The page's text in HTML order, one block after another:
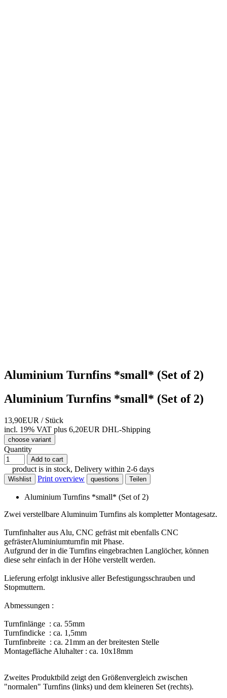
Aluminium Turnfins *small* (Set of 2)
Aluminium Turnfins *small* (Set of 2)
13,90EUR / Stück
incl. 19% VAT plus 6,20EUR DHL-Shipping
choose variant
Quantity
Add to cart
product is in stock, Delivery within 2-6 days
Wishlist Print overview questions Teilen
Aluminium Turnfins *small* (Set of 2)
Zwei verstellbare Aluminuim Turnfins als kompletter Montagesatz.
Turnfinhalter aus Alu, CNC gefräst mit ebenfalls CNC
gefrästerAluminiumturnfin mit Phase.
Aufgrund der in die Turnfins eingebrachten Langlöcher, können
diese sehr einfach in der Höhe verstellt werden.
Lieferung erfolgt inklusive aller Befestigungsschrauben und
Stopmuttern.
Abmessungen :
Turnfinlänge : ca. 55mm
Turnfindicke : ca. 1,5mm
Turnfinbreite : ca. 21mm an der breitesten Stelle
Montagefläche Aluhalter : ca. 10x18mm
Zweites Produktbild zeigt den Größenvergleich zwischen
"normalen" Turnfins (links) und dem kleineren Set (rechts).